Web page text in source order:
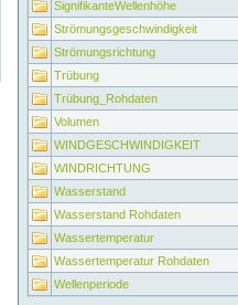
SignifikanteWellenhöhe
Strömungsgeschwindigkeit
Strömungsrichtung
Trübung
Trübung_Rohdaten
Volumen
WINDGESCHWINDIGKEIT
WINDRICHTUNG
Wasserstand
Wasserstand Rohdaten
Wassertemperatur
Wassertemperatur Rohdaten
Wellenperiode